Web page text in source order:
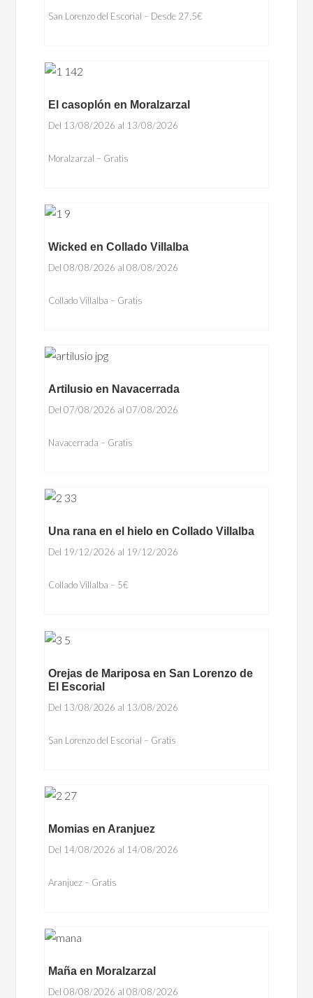
San Lorenzo del Escorial – Desde 27,5€
El casoplón en Moralzarzal
Del 13/08/2026 al 13/08/2026
Moralzarzal – Gratis
Wicked en Collado Villalba
Del 08/08/2026 al 08/08/2026
Collado Villalba – Gratis
Artilusio en Navacerrada
Del 07/08/2026 al 07/08/2026
Navacerrada – Gratis
Una rana en el hielo en Collado Villalba
Del 19/12/2026 al 19/12/2026
Collado Villalba – 5€
Orejas de Mariposa en San Lorenzo de
El Escorial
Del 13/08/2026 al 13/08/2026
San Lorenzo del Escorial – Gratis
Momias en Aranjuez
Del 14/08/2026 al 14/08/2026
Aranjuez – Gratis
Maña en Moralzarzal
Del 08/08/2026 al 08/08/2026